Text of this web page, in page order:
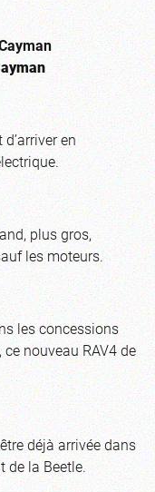
en
plus gros,
les moteurs.
les concessions
nouveau RAV4 de
déjà arrivée dans
de la Beetle.